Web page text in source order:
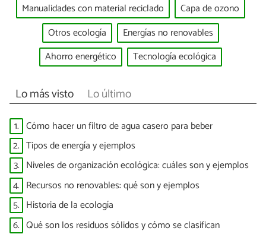
Manualidades con material reciclado
Capa de ozono
Otros ecología
Energías no renovables
Ahorro energético
Tecnología ecológica
Lo más visto Lo último
1. Cómo hacer un filtro de agua casero para beber
2. Tipos de energía y ejemplos
3. Niveles de organización ecológica: cuáles son y ejemplos
4. Recursos no renovables: qué son y ejemplos
5. Historia de la ecología
6. Qué son los residuos sólidos y cómo se clasifican